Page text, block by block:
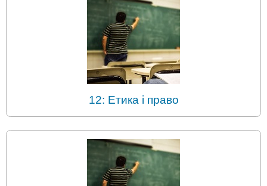
12: Етика і право